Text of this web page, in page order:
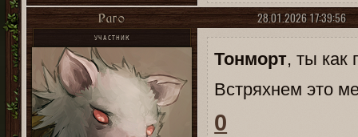
28.01.2026 17:39:56
Раго
УЧАСТНИК
Тонморт, ты как
Встряхнем это
0